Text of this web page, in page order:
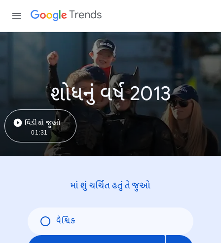
Trends
શોધનું વર્ષ 2013
વિડીયો જુઓ
01:31
માં શું ચર્ચિત હતું તે જુઓ
વૈશ્વિક